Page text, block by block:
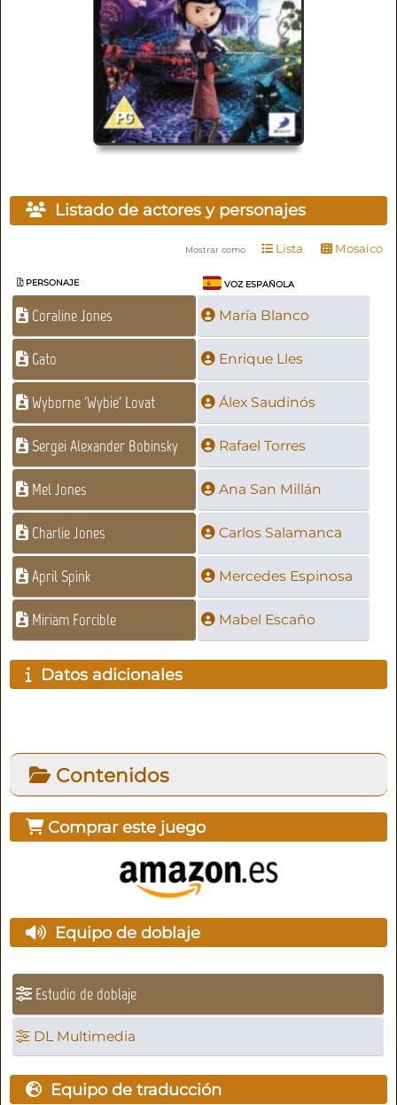
Listado de actores y personajes
Mostrar como Lista Mosaico
PERSONAJE VOZ ESPAÑOLA
Coraline Jones María Blanco
Gato Enrique Lles
Wyborne 'Wybie' Lovat Álex Saudinós
Sergei Alexander Bobinsky Rafael Torres
Mel Jones Ana San Millán
Charlie Jones Carlos Salamanca
April Spink Mercedes Espinosa
Miriam Forcible Mabel Escaño
Datos adicionales
Contenidos
Comprar este juego
Equipo de doblaje
Estudio de doblaje
DL Multimedia
Equipo de traducción